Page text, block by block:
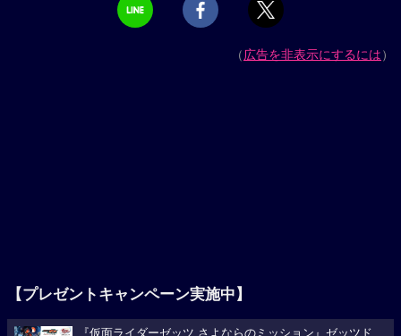
（広告を非表示にするには）
【プレゼントキャンペーン実施中】